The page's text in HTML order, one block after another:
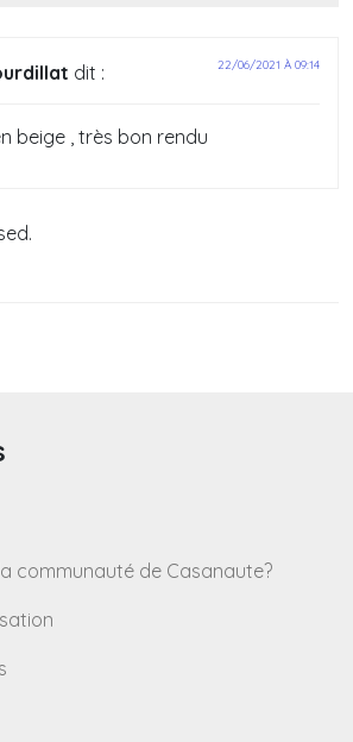
dit : 22/06/2021 À 09:14
beige , très bon rendu
communauté de Casanaute?